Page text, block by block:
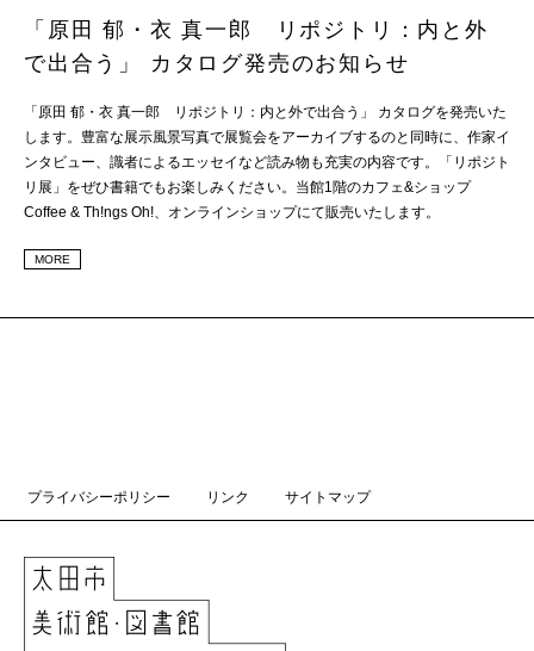
「原田 郁・衣 真一郎 リポジトリ：内と外
で出合う」 カタログ発売のお知らせ
「原田 郁・衣 真一郎 リポジトリ：内と外で出合う」 カタログを発売いた
します。豊富な展示風景写真で展覧会をアーカイブするのと同時に、作家イ
ンタビュー、識者によるエッセイなど読み物も充実の内容です。「リポジト
リ展」をぜひ書籍でもお楽しみください。当館1階のカフェ&ショップ
Coffee & Th!ngs Oh!、オンラインショップにて販売いたします。
MORE
プライバシーポリシー リンク サイトマップ